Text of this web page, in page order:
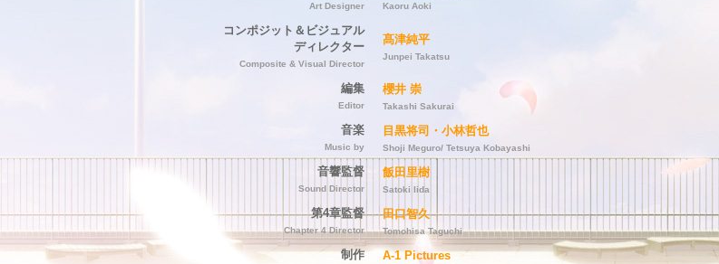
Art Designer
コンポジット＆ビジュアル
ディレクター
Composite & Visual Director
編集
Editor
音楽
Music by
音響監督
Sound Director
第4章監督
Chapter 4 Director
制作
Kaoru Aoki
髙津純平
Junpei Takatsu
櫻井 崇
Takashi Sakurai
目黒将司・小林哲也
Shoji Meguro/ Tetsuya Kobayashi
飯田里樹
Satoki Iida
田口智久
Tomohisa Taguchi
A-1 Pictures